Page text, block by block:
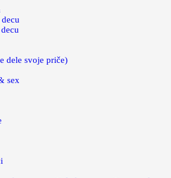
dele svoje priče)
sex